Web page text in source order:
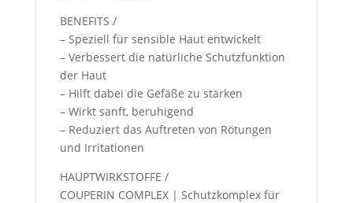
BENEFITS /
– Speziell für sensible Haut entwickelt
– Verbessert die natürliche Schutzfunktion
der Haut
– Hilft dabei die Gefäße zu stärken
– Wirkt sanft, beruhigend
– Reduziert das Auftreten von Rötungen
und Irritationen
HAUPTWIRKSTOFFE /
COUPERIN COMPLEX | Schutzkomplex für